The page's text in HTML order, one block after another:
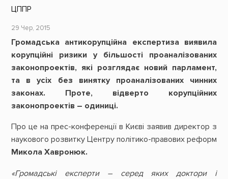
ЦППР
29 Чер, 2015
Громадська антикорупційна експертиза виявила
корупційні ризики у більшості проаналізованих
законопроектів, які розглядає новий парламент,
та в усіх без винятку проаналізованих чинних
законах. Проте, відверто корупційних
законопроектів – одиниці.
Про це на прес-конференції в Києві заявив директор з
наукового розвитку Центру політико-правових реформ
Микола Хавронюк.
«Громадські експерти – серед яких доктори і